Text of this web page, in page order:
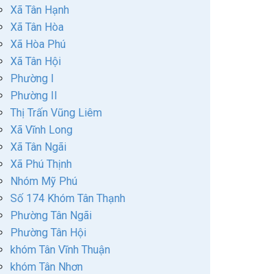
Xã Tân Hạnh
Xã Tân Hòa
Xã Hòa Phú
Xã Tân Hội
Phường I
Phường II
Thị Trấn Vũng Liêm
Xã Vĩnh Long
Xã Tân Ngãi
Xã Phú Thịnh
Nhóm Mỹ Phú
Số 174 Khóm Tân Thạnh
Phường Tân Ngãi
Phường Tân Hội
khóm Tân Vĩnh Thuận
khóm Tân Nhơn